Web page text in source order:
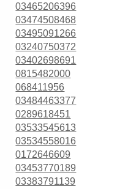
03465206396
03474508468
03495091266
03240750372
03402698691
0815482000
068411956
03484463377
0289618451
03533545613
03534558016
0172646609
03453770189
03383791139